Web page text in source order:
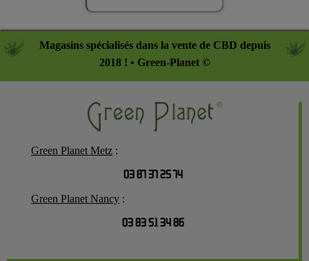
Magasins spécialisés dans la vente de CBD depuis
2018 ! • Green-Planet ©
Green Planet Metz :
03 87 37 25 74
Green Planet Nancy :
03 83 51 34 86